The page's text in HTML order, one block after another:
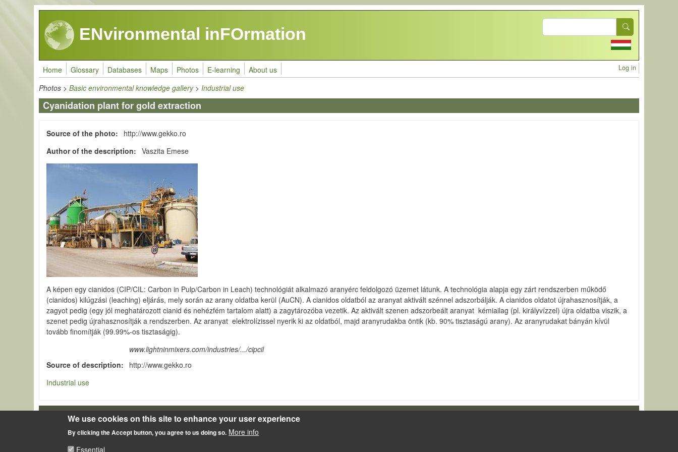
Skip to main content
ENvironmental inFOrmation
Search
Home Glossary Databases Maps Photos E-learning About us User
Log in
Photos >Basic environmental knowledge gallery>Industrial use
Cyanidation plant for gold extraction
Source of the photo
http://www.gekko.ro
Author of the description
Vaszita Emese
A képen egy cianidos (CIP/CIL: Carbon in Pulp/Carbon in Leach) technológiát alkalmazó aranyérc feldolgozó üzemet látunk. A technológia alapja egy zárt rendszerben működő
(cianidos) kilúgzási (leaching) eljárás, mely során az arany oldatba kerül (AuCN). A cianidos oldatból az aranyat aktivált szénnel adszorbálják. A cianidos oldatot újrahasznosítják, a
zagyot pedig (egy jól meghatározott cianid és nehézfém tartalom alatt) a zagytározóba vezetik. Az aktivált szenen adszorbeált aranyat kémiailag (pl. királyvízzel) újra oldatba viszik, a
szenet pedig újrahasznosítják a rendszerben. Az aranyat elektrolízissel nyerik ki az oldatból, majd aranyrudakba öntik (kb. 90% tisztaságú arany). Az aranyrudakat bányán kívül
tovább finomítják (99.99%-os tisztaságig).
Source of description
www.lightninmixers.com/industries/.../cipcil
http://www.gekko.ro
Industrial use
LÁBLÉCWe use cookies on this site to enhance your user experience
By clicking the Accept button, you agree to us doing so. More info
Essential